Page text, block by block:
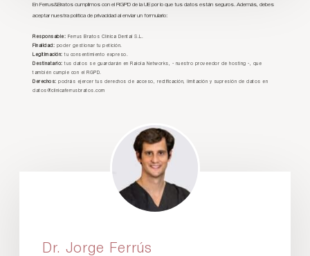
En Ferrus&Bratos cumplimos con el RGPD de la UE por lo que tus datos están seguros. Además, debes
aceptar nuestra política de privacidad al enviar un formulario:
Responsable: Ferrus Bratos Clínica Dental S.L.
Finalidad: poder gestionar tu petición.
Legitimación: tu consentimiento expreso.
Destinatario: tus datos se guardarán en Raiola Networks, - nuestro proveedor de hosting -, que
también cumple con el RGPD.
Derechos: podrás ejercer tus derechos de acceso, rectificación, limitación y supresión de datos en
datos@clinicaferrusbratos.com
Dr. Jorge Ferrús